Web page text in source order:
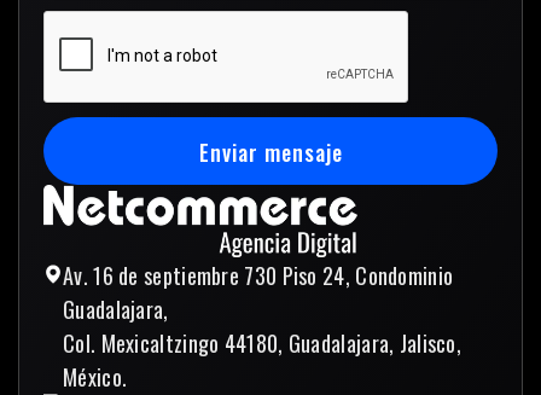
Av. 16 de septiembre 730 Piso 24, Condominio
Guadalajara,
Col. Mexicaltzingo 44180, Guadalajara, Jalisco,
México.
Enviar mensaje
Enviar mensaje